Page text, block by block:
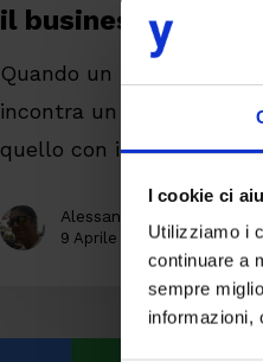
I cookie ci
Utilizziamo i
continuare a
sempre
informazioni,
il business nel 2020
Quando un uomo con un
incontra un uomo con un
quello con il testo…
Alessandro Stefani
9 Aprile 2020